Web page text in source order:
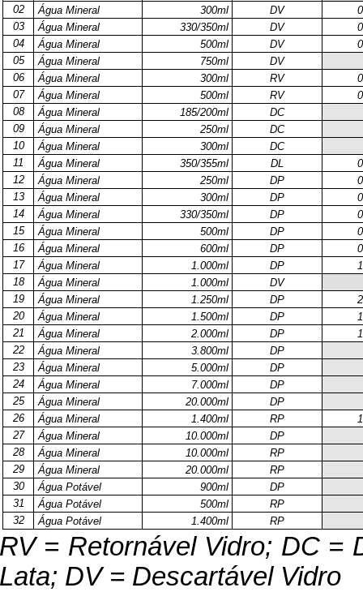
02
Água Mineral 300ml DV
03
Água Mineral 330/350ml DV
04
Água Mineral 500ml DV
05
Água Mineral 750ml
DV
06
Água Mineral 300ml RV
07
Água Mineral 500ml RV
08
Água Mineral 185/200ml
DC
09
Água Mineral 250ml
DC
10
Água Mineral 300ml
DC
11
Água Mineral 350/355ml DL
12
Água Mineral 250ml DP
13
Água Mineral 300ml DP
14
Água Mineral 330/350ml DP
15
Água Mineral 500ml DP
16
Água Mineral 600ml DP
17
Água Mineral 1.000ml DP
18
Água Mineral 1.000ml
DV
19
Água Mineral 1.250ml DP
20
Água Mineral 1.500ml DP
21
Água Mineral 2.000ml DP
22
Água Mineral 3.800ml
DP
23
Água Mineral 5.000ml
DP
24
Água Mineral 7.000ml
DP
25
Água Mineral 20.000ml
DP
26
Água Mineral 1.400ml RP
27
Água Mineral 10.000ml
DP
28
Água Mineral 10.000ml
RP
29
Água Mineral 20.000ml
RP
30
Água Potável 900ml
DP
31
Água Potável 500ml
RP
32
Água Potável 1.400ml RP
= Retornável Vidro; DC =
DV = Descartável Vidro